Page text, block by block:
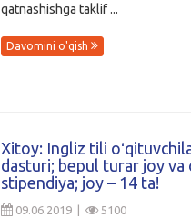
qatnashishga taklif ...
Davomini o'qish
Xitoy: Ingliz tili
dasturi; bepul turar joy
stipendiya; joy – 14 ta!
09.06.2019 | 5100